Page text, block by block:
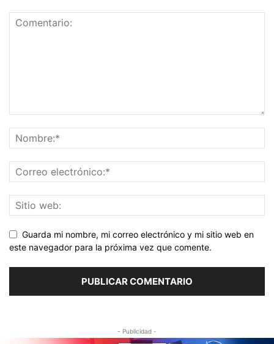
Guarda mi nombre, mi correo electrónico y mi sitio web en
este navegador para la próxima vez que comente.
- Publicidad -